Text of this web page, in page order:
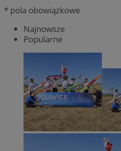
* pola obowiązkowe
Najnowsze
Popularne